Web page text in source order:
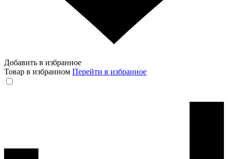
Добавить в избранное
Товар в избранном Перейти в избранное